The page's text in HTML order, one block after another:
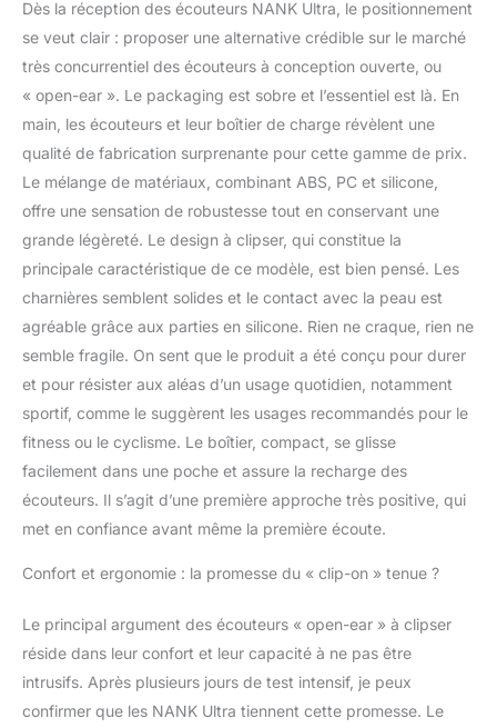
minimise les fuites
sonores. Profitez d'un
compromettre la sécurité
pendant les courses, le
cyclisme ou les trajets -
Changez entre le chinois
et l'anglais : lorsque vous
l'allumez, appuyez 5 fois
sur le bouton tactile de
chaque côté Respirant et
confortable : ne pesant
ces écouteurs à clip
ouvert offrent un confort
tout au long de la
journée avec un design
circulation de l'air. La
construction légère et la
forme ergonomique
garantissent zéro
pression sur vos oreilles,
parfait pour les
entraînements ou les
longues sessions
solide comme le roc pour
les modes de vie actifs】
Conçus avec une boucle
2.0 et une technologie
Dès la réception des écouteurs NANK Ultra, le positionnement
se veut clair : proposer une alternative crédible sur le marché
très concurrentiel des écouteurs à conception ouverte, ou
« open-ear ». Le packaging est sobre et l’essentiel est là. En
main, les écouteurs et leur boîtier de charge révèlent une
qualité de fabrication surprenante pour cette gamme de prix.
Le mélange de matériaux, combinant ABS, PC et silicone,
offre une sensation de robustesse tout en conservant une
grande légèreté. Le design à clipser, qui constitue la
principale caractéristique de ce modèle, est bien pensé. Les
charnières semblent solides et le contact avec la peau est
agréable grâce aux parties en silicone. Rien ne craque, rien ne
semble fragile. On sent que le produit a été conçu pour durer
et pour résister aux aléas d’un usage quotidien, notamment
sportif, comme le suggèrent les usages recommandés pour le
fitness ou le cyclisme. Le boîtier, compact, se glisse
facilement dans une poche et assure la recharge des
écouteurs. Il s’agit d’une première approche très positive, qui
met en confiance avant même la première écoute.
Confort et ergonomie : la promesse du « clip-on » tenue ?
Le principal argument des écouteurs « open-ear » à clipser
réside dans leur confort et leur capacité à ne pas être
intrusifs. Après plusieurs jours de test intensif, je peux
confirmer que les NANK Ultra tiennent cette promesse. Le